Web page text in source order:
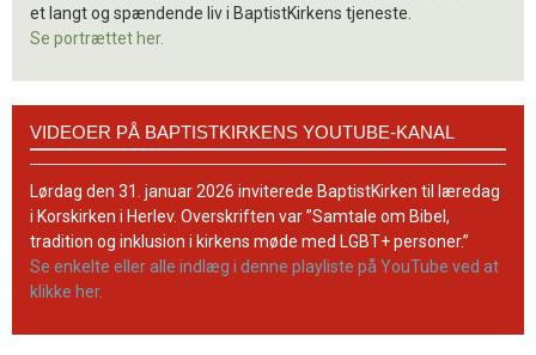
et langt og spændende liv i BaptistKirkens tjeneste.
Se portrættet her.
BaptistKirkens
YouTube-
kanal
VIDEOER PÅ BAPTISTKIRKENS YOUTUBE-KANAL
Lørdag den 31. januar 2026 inviterede BaptistKirken til læredag
i Korskirken i Herlev. Overskriften var ”Samtale om Bibel,
tradition og inklusion i kirkens møde med LGBT+ personer.”
Se enkelte eller alle indlæg i denne playliste på YouTube ved at
klikke her.